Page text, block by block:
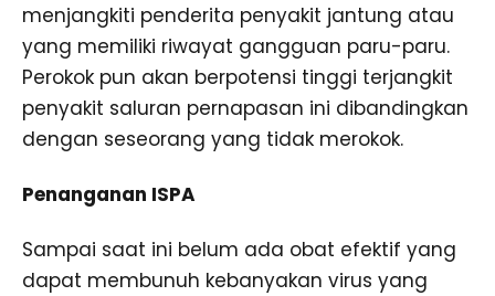
menjangkiti penderita penyakit jantung atau
yang memiliki riwayat gangguan paru-paru.
Perokok pun akan berpotensi tinggi terjangkit
penyakit saluran pernapasan ini dibandingkan
dengan seseorang yang tidak merokok.
Penanganan ISPA
Sampai saat ini belum ada obat efektif yang
dapat membunuh kebanyakan virus yang